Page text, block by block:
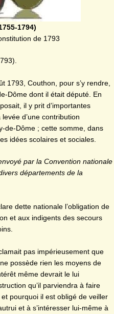
1794)
de 1793
1793, Couthon, pour s’y rendre,
Dôme dont il était député. En
il y prit d’importantes
d’une contribution
de-Dôme ; cette somme, dans
idées scolaires et sociales.
par la Convention nationale
départements de la
dette nationale l’obligation de
et aux indigents des secours
pas impérieusement que
possède rien les moyens de
même devrait le lui
qu’il parviendra à faire
pourquoi il est obligé de veiller
et à s’intéresser lui-même à